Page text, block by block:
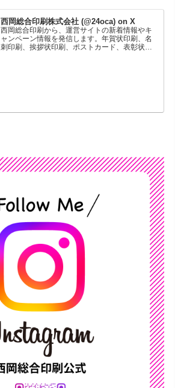
西岡総合印刷株式会社 (@24oca) on X
西岡総合印刷から、運営サイトの新着情報やキ
ャンペーン情報を発信します。年賀状印刷、名
刺印刷、挨拶状印刷、ポストカード、表彰状印